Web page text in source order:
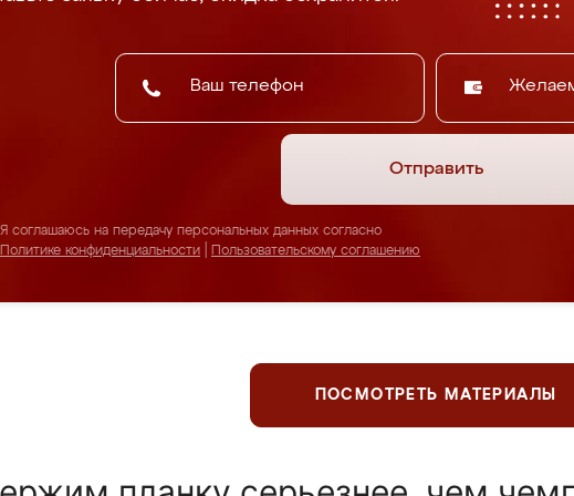
Отправить
Я соглашаюсь на передачу персональных данных согласно
Политике конфиденциальности
Пользовательскому соглашению
ПОСМОТРЕТЬ МАТЕРИАЛЫ